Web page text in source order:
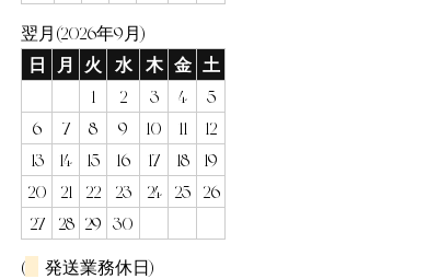
翌月(2026年9月)
日
月 火 水 木 金 土
1
2 3 4
5
6
7 8 9 10 11
12
13
14 15 16 17 18
19
20
21 22 23 24 25
26
27
28 29 30
( 発送業務休日)